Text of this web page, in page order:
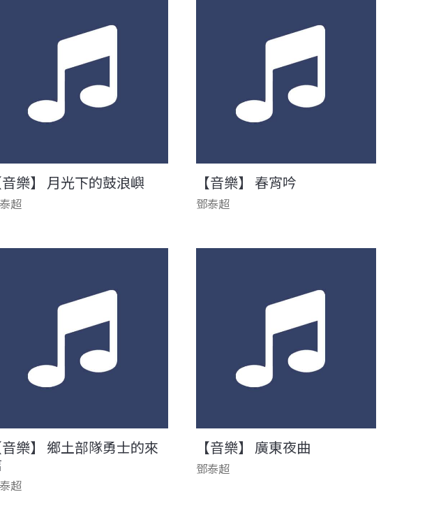
音樂】 月光下的鼓浪嶼
超
【音樂】 春宵吟
鄧泰超
音樂】 鄉土部隊勇士的來
超
【音樂】 廣東夜曲
鄧泰超